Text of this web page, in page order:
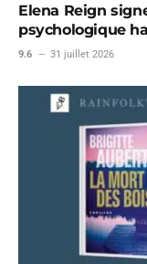
Elena Reign
psychologique
9.6 31 juillet 2026